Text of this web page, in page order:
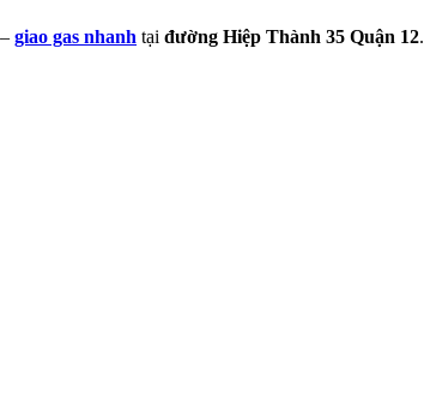
giao gas nhanh tại đường Hiệp Thành 35 Quận 12.